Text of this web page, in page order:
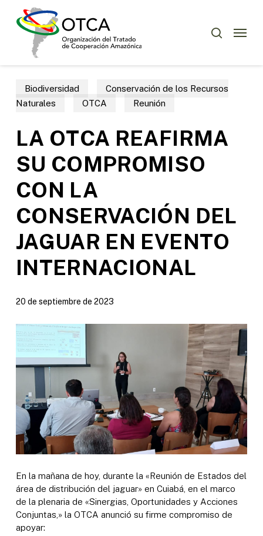
Menu
Biodiversidad
Conservación de los Recursos
Naturales
OTCA Reunión
LA OTCA REAFIRMA
SU COMPROMISO
CON LA
CONSERVACIÓN DEL
JAGUAR EN EVENTO
INTERNACIONAL
20 de septiembre de 2023
En la mañana de hoy, durante la «Reunión de Estados del
área de distribución del jaguar» en Cuiabá, en el marco
de la plenaria de «Sinergias, Oportunidades y Acciones
Conjuntas,» la OTCA anunció su firme compromiso de
apoyar: